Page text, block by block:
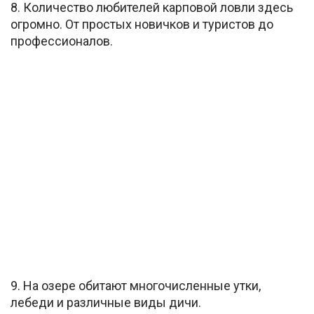
8. Количество любителей карповой ловли здесь
огромно. От простых новичков и туристов до
профессионалов.
9. На озере обитают многочисленные утки,
лебеди и различные виды дичи.